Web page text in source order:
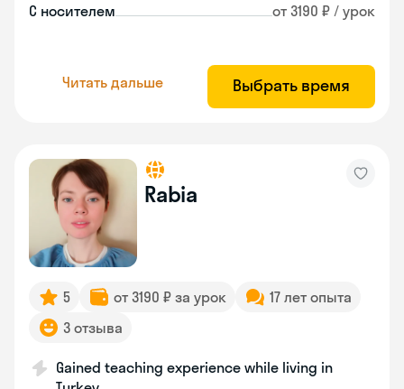
С носителем от 3190 ₽ / урок
Читать дальше Выбрать время
Rabia
5 от 3190 ₽ за урок
17 лет опыта
3 отзыва
Gained teaching experience while living in